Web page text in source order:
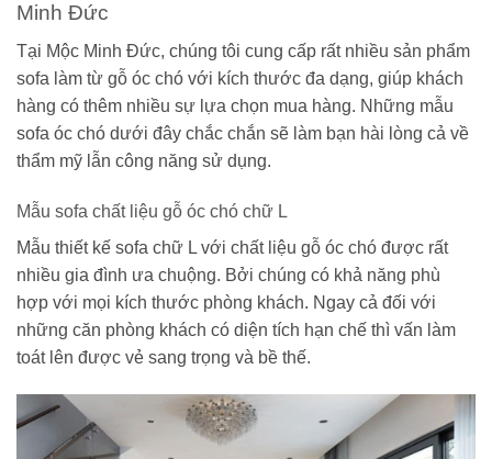
Minh Đức
Tại Mộc Minh Đức, chúng tôi cung cấp rất nhiều sản phẩm
sofa làm từ gỗ óc chó với kích thước đa dạng, giúp khách
hàng có thêm nhiều sự lựa chọn mua hàng. Những mẫu
sofa óc chó dưới đây chắc chắn sẽ làm bạn hài lòng cả về
thẩm mỹ lẫn công năng sử dụng.
Mẫu sofa chất liệu gỗ óc chó chữ L
Mẫu thiết kế sofa chữ L với chất liệu gỗ óc chó được rất
nhiều gia đình ưa chuộng. Bởi chúng có khả năng phù
hợp với mọi kích thước phòng khách. Ngay cả đối với
những căn phòng khách có diện tích hạn chế thì vấn làm
toát lên được vẻ sang trọng và bề thế.